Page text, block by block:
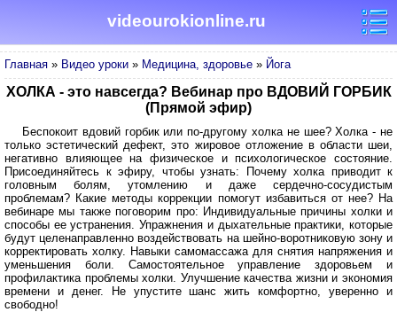
videourokionline.ru
Главная » Видео уроки » Медицина, здоровье » Йога
ХОЛКА - это навсегда? Вебинар про ВДОВИЙ ГОРБИК
(Прямой эфир)
Беспокоит вдовий горбик или по-другому холка не шее? Холка - не
только эстетический дефект, это жировое отложение в области шеи,
негативно влияющее на физическое и психологическое состояние.
Присоединяйтесь к эфиру, чтобы узнать: Почему холка приводит к
головным болям, утомлению и даже сердечно-сосудистым
проблемам? Какие методы коррекции помогут избавиться от нее? На
вебинаре мы также поговорим про: Индивидуальные причины холки и
способы ее устранения. Упражнения и дыхательные практики, которые
будут целенаправленно воздействовать на шейно-воротниковую зону и
корректировать холку. Навыки самомассажа для снятия напряжения и
уменьшения боли. Самостоятельное управление здоровьем и
профилактика проблемы холки. Улучшение качества жизни и экономия
времени и денег. Не упустите шанс жить комфортно, уверенно и
свободно!